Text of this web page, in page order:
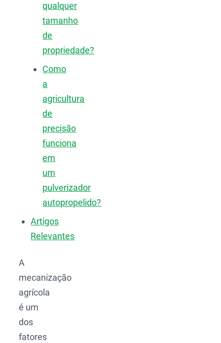
qualquer
tamanho
de
propriedade?
Como
a
agricultura
de
precisão
funciona
em
um
pulverizador
autopropelido?
Artigos
Relevantes
A
mecanização
agrícola
é um
dos
fatores